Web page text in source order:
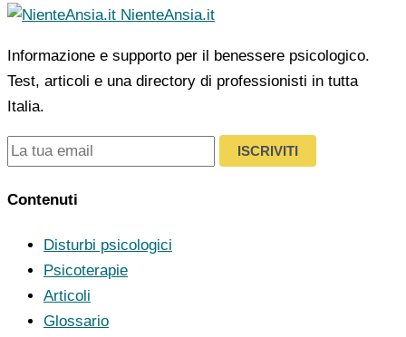
NienteAnsia.it
Informazione e supporto per il benessere psicologico.
Test, articoli e una directory di professionisti in tutta
Italia.
ISCRIVITI
Contenuti
Disturbi psicologici
Psicoterapie
Articoli
Glossario